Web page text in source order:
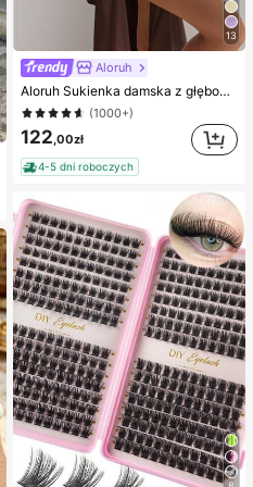
13
Aloruh
Aloruh Sukienka damska z głębokim dekoltem w serek i odkrytymi plecami, z drapowanym pasem, w kształcie litery A, zwiewna szyfonowa sukienka na wesele, wakacje, lato
(1000+)
122 ,00zł
4-5 dni roboczych